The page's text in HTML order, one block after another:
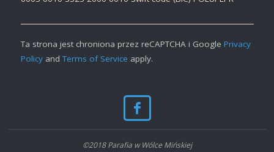
Ta strona jest chroniona przez reCAPTCHA i Google Privacy
PolicyandTerms of Service apply.
©2018 Parafia w Wólce Mińskiej